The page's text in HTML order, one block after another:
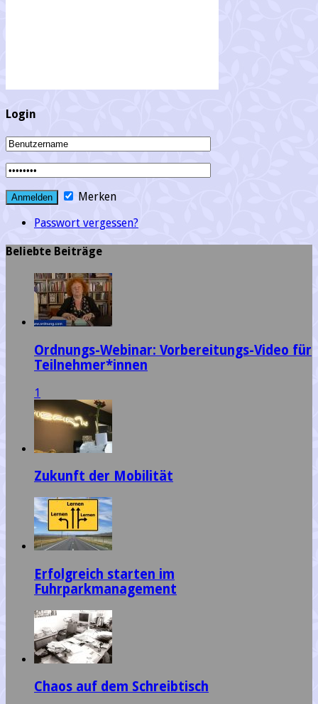
Login
Merken
Passwort vergessen?
Beliebte Beiträge
Ordnungs-Webinar: Vorbereitungs-Video für
Teilnehmer*innen
1
Zukunft der Mobilität
Erfolgreich starten im
Fuhrparkmanagement
Chaos auf dem Schreibtisch